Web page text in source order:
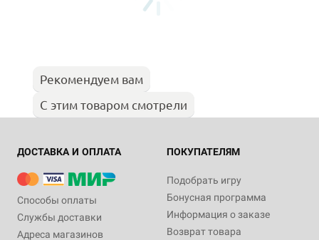
Рекомендуем вам
С этим товаром смотрели
ДОСТАВКА И ОПЛАТА
Способы оплаты
Службы доставки
Адреса магазинов
ПОКУПАТЕЛЯМ
Подобрать игру
Бонусная программа
Информация о заказе
Возврат товара